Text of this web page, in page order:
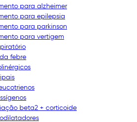
para alzheimer
para epilepsia
para parkinson
para vertigem
febre
beta2 + corticoide